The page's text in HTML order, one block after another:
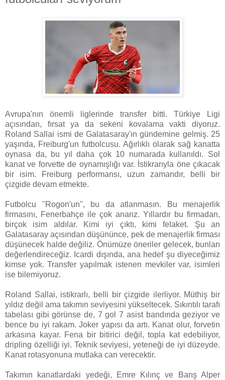
Avrupa'nın önemli liglerinde transfer bitti. Türkiye Ligi
açısından, fırsat ya da sekeni kovalama vakti diyoruz.
Roland Sallai ismi de Galatasaray'ın gündemine gelmiş. 25
yaşında, Freiburg'un futbolcusu. Ağırlıklı olarak sağ kanatta
oynasa da, bu yıl daha çok 10 numarada kullanıldı. Sol
kanat ve forvette de oynamışlığı var. İstikrarıyla öne çıkacak
bir isim. Freiburg performansı, uzun zamandır, belli bir
çizgide devam etmekte.
Futbolcu "Rogon'un", bu da atlanmasın. Bu menajerlik
firmasını, Fenerbahçe ile çok anarız. Yıllardır bu firmadan,
birçok isim aldılar. Kimi iyi çıktı, kimi felaket. Şu an
Galatasaray açısından düşününce, pek de menajerlik firması
düşünecek halde değiliz. Önümüze öneriler gelecek, bunları
değerlendireceğiz. Icardi dışında, ana hedef şu diyeceğimiz
kimse yok. Transfer yapılmak istenen mevkiler var, isimleri
ise bilemiyoruz.
Roland Sallai, istikrarlı, belli bir çizgide ilerliyor. Müthiş bir
yıldız değil ama takımın seviyesini yükseltecek. Sıkıntılı tarafı
tabelası gibi görünse de, 7 gol 7 asist bandında geziyor ve
bence bu iyi rakam. Joker yapısı da artı. Kanat olur, forvetin
arkasına kayar. Fena bir bitirici değil, topla kat edebiliyor,
dripling özelliği iyi. Teknik seviyesi, yeteneği de iyi düzeyde.
Kanat rotasyonuna mutlaka can verecektir.
Takımın kanatlardaki yedeği, Emre Kılınç ve Barış Alper